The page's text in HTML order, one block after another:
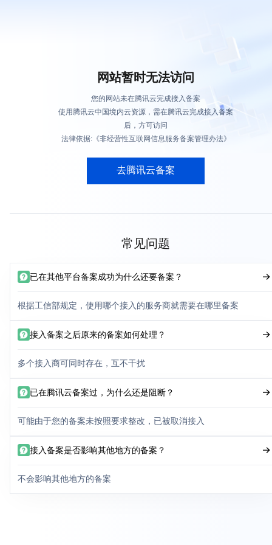
网站暂时无法访问
您的网站未在腾讯云完成接入备案
使用腾讯云中国境内云资源，需在腾讯云完成接入备案
后，方可访问
法律依据:《非经营性互联网信息服务备案管理办法》
去腾讯云备案
常见问题
已在其他平台备案成功为什么还要备案？
根据工信部规定，使用哪个接入的服务商就需要在哪里备案
接入备案之后原来的备案如何处理？
多个接入商可同时存在，互不干扰
已在腾讯云备案过，为什么还是阻断？
可能由于您的备案未按照要求整改，已被取消接入
接入备案是否影响其他地方的备案？
不会影响其他地方的备案